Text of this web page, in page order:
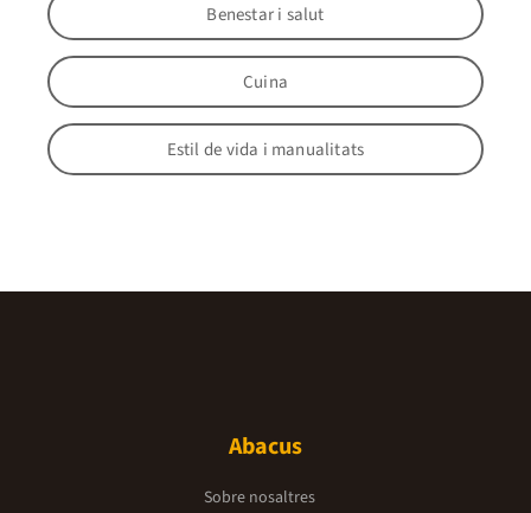
Benestar i salut
Cuina
Estil de vida i manualitats
Abacus
Sobre nosaltres